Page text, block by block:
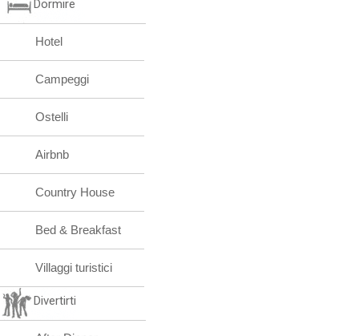
Dormire
Hotel
Campeggi
Ostelli
Airbnb
Country House
Bed & Breakfast
Villaggi turistici
Divertirti